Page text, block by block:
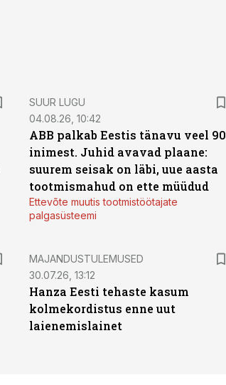
SUUR LUGU
04.08.26, 10:42
ABB palkab Eestis tänavu veel 90
inimest. Juhid avavad plaane:
suurem seisak on läbi, uue aasta
tootmismahud on ette müüdud
Ettevõte muutis tootmistöötajate
palgasüsteemi
MAJANDUSTULEMUSED
30.07.26, 13:12
Hanza Eesti tehaste kasum
kolmekordistus enne uut
laienemislainet